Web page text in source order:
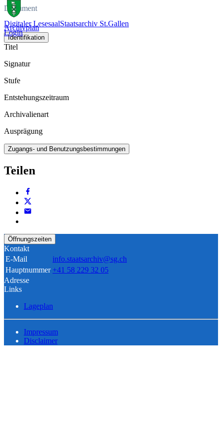
Digitaler LesesaalStaatsarchiv St.Gallen
Login
Dokument
Archivplan
Identifikation
Titel
Signatur
Stufe
Entstehungszeitraum
Archivalienart
Ausprägung
Zugangs- und Benutzungsbestimmungen
Teilen
Öffnungszeiten
Kontakt
E-Mail
info.staatsarchiv@sg.ch
Hauptnummer +41 58 229 32 05
Adresse
Links
Lageplan
Impressum
Disclaimer